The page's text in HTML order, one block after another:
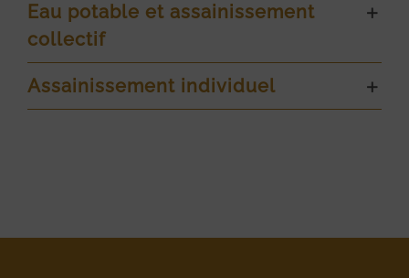
Eau potable et assainissement
collectif
Assainissement individuel